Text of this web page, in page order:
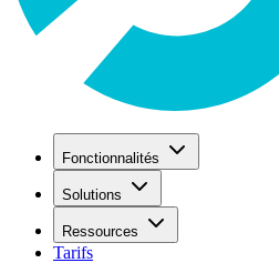
Fonctionnalités
Solutions
Ressources
Tarifs